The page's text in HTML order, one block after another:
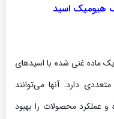
هیومیک اسید
یک ماده غنی شده با اسیدهای
دارد. آنها می‌توانند
و عملکرد محصولات را بهبود